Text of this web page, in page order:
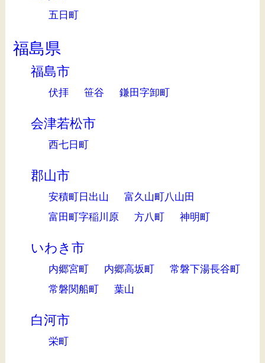
五日町
福島県
福島市
伏拝 笹谷 鎌田字卸町
会津若松市
西七日町
郡山市
安積町日出山
富久山町八山田
富田町字稲川原
方八町 神明町
いわき市
内郷宮町 内郷高坂町
常磐下湯長谷町
常磐関船町
葉山
白河市
栄町